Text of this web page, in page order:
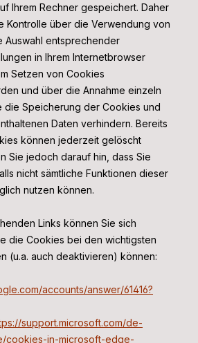
Ihrem Rechner gespeichert. Daher
Kontrolle über die Verwendung von
Auswahl entsprechender
in Ihrem Internetbrowser
Setzen von Cookies
und über die Annahme einzeln
die Speicherung der Cookies und
Daten verhindern. Bereits
können jederzeit gelöscht
Sie jedoch darauf hin, dass Sie
nicht sämtliche Funktionen dieser
nutzen können.
Links können Sie sich
die Cookies bei den wichtigsten
(u.a. auch deaktivieren) können:
accounts/answer/61416?
support.microsoft.com/de-
cookies-in-microsoft-edge-